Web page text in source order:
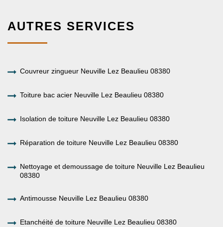
AUTRES SERVICES
Couvreur zingueur Neuville Lez Beaulieu 08380
Toiture bac acier Neuville Lez Beaulieu 08380
Isolation de toiture Neuville Lez Beaulieu 08380
Réparation de toiture Neuville Lez Beaulieu 08380
Nettoyage et demoussage de toiture Neuville Lez Beaulieu
08380
Antimousse Neuville Lez Beaulieu 08380
Etanchéité de toiture Neuville Lez Beaulieu 08380